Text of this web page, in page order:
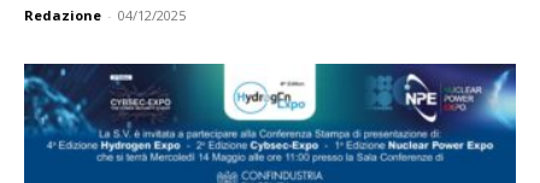
Redazione - 04/12/2025